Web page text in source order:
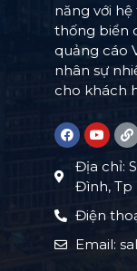
năng với
thống biển
quảng cáo
nhân sự
cho khách
Địa chỉ:
Đình, Tp
Điện
Email: